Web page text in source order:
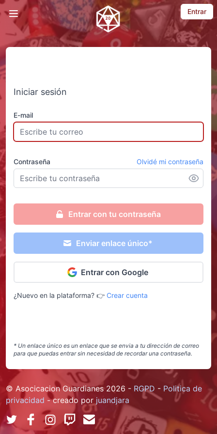
Mobile nav menu
Entrar
Iniciar sesión
E-mail
Contraseña Olvidé mi contraseña
Entrar con tu contraseña
Enviar enlace único*
Entrar con Google
¿Nuevo en la plataforma? 👉 Crear cuenta
* Un enlace único es un enlace que se envia a tu dirección de correo
para que puedas entrar sin necesidad de recordar una contraseña.
© Asocicacion Guardianes 2026 - RGPD - Politica de
privacidad -creado por juandjara